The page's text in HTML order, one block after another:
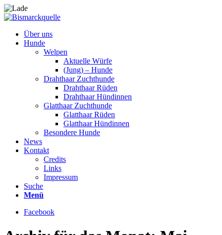
Über uns
Hunde
Welpen
Aktuelle Würfe
(Jung) – Hunde
Drahthaar Zuchthunde
Drahthaar Rüden
Drahthaar Hündinnen
Glatthaar Zuchthunde
Glatthaar Rüden
Glatthaar Hündinnen
Besondere Hunde
News
Kontakt
Credits
Links
Impressum
Suche
Menü
Facebook